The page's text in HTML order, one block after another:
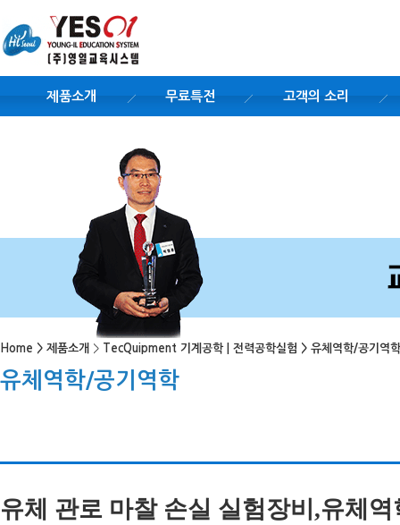
제품소개 무료특전 고객의 소리
Home > 제품소개 > TecQuipment 기계공학 | 전력공학실험 > 유체역학/공기역학
유체역학/공기역학
유체 관로 마찰 손실 실험장비,유체